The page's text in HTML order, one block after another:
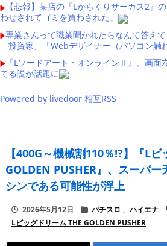
【悲報】某店の『Lからくりサーカス2』
わせされてゴミを買わされた」
専業さんって職業聞かれたらなんて答えて
「投資家」「Webデザイナー（パソコン触
『Lソードアート・オンラインⅡ』、画面
てる説が話題に
Powered by livedoor 相互RSS
【400G～機械割110％!?】『L
GOLDEN PUSHER』、スーパ
シンである可能性が浮上
2026年5月12日 パチスロ , ハイエナ
Lビッグドリーム THE GOLDEN PUSHER